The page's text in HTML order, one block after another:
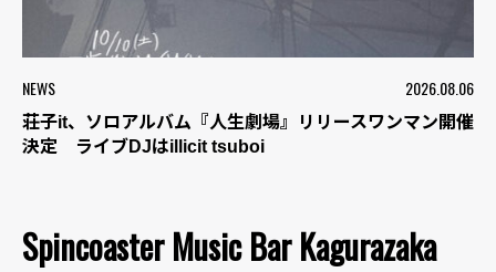
NEWS 2026.08.06
荘子it、ソロアルバム『人生劇場』リリースワンマン開催
決定 ライブDJはillicit tsuboi
Spincoaster Music Bar Kagurazaka